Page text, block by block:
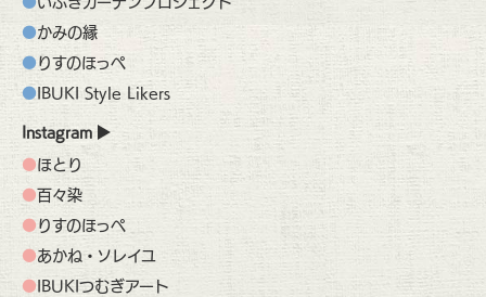
かみの縁
りすのほっぺ
IBUKI Style Likers
Instagram
ほとり
百々染
りすのほっぺ
あかね・ソレイユ
IBUKIつむぎアート